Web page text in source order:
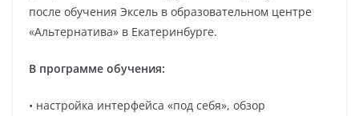
после обучения Эксель в образовательном центре
«Альтернатива» в Екатеринбурге.
В программе обучения:
• настройка интерфейса «под себя», обзор